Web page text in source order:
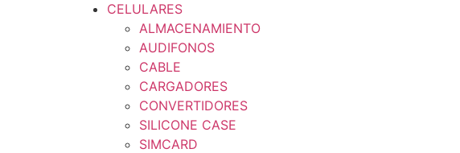
CELULARES
ALMACENAMIENTO
AUDIFONOS
CABLE
CARGADORES
CONVERTIDORES
SILICONE CASE
SIMCARD